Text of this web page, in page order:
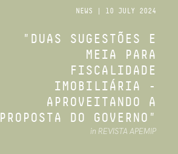
NEWS | 10 JULY 2024
"DUAS SUGESTÕES E
MEIA PARA
FISCALIDADE
IMOBILIÁRIA -
APROVEITANDO A
PROPOSTA DO GOVERNO"
in REVISTA APEMIP